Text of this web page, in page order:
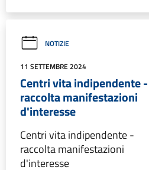
NOTIZIE
11 SETTEMBRE 2024
Centri vita indipendente -
raccolta manifestazioni
d'interesse
Centri vita indipendente -
raccolta manifestazioni
d'interesse